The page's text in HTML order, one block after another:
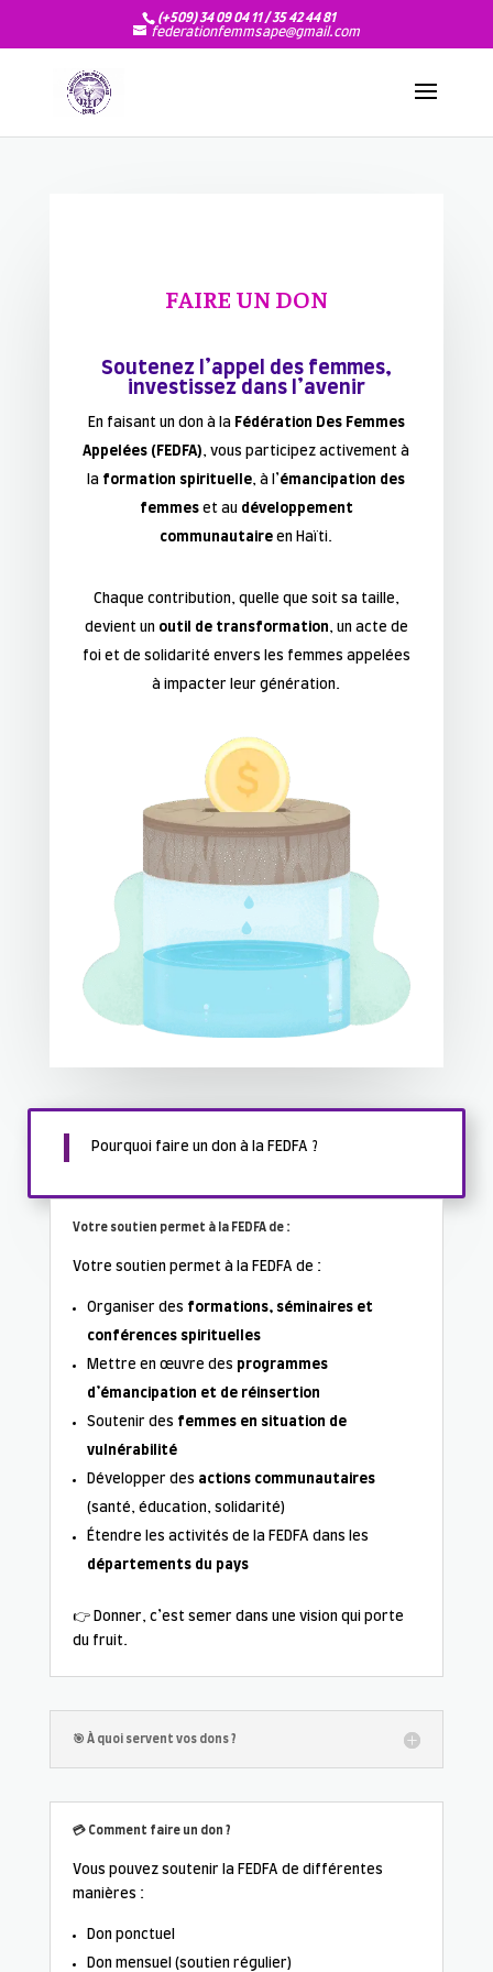
(+509) 34 09 04 11 / 35 42 44 81
federationfemmsape@gmail.com
FAIRE UN DON
Soutenez l’appel des femmes,
investissez dans l’avenir
En faisant un don à la Fédération Des Femmes
Appelées (FEDFA), vous participez activement à
la formation spirituelle, à l’émancipation des
femmeset au développement
communautaire en Haïti.
Chaque contribution, quelle que soit sa taille,
devient un outil de transformation, un acte de
foi et de solidarité envers les femmes appelées
à impacter leur génération.
Pourquoi faire un don à la FEDFA ?
Votre soutien permet à la FEDFA de :
Votre soutien permet à la FEDFA de :
Organiser des formations, séminaires et
conférences spirituelles
Mettre en œuvre des programmes
d’émancipation et de réinsertion
Soutenir des femmes en situation de
vulnérabilité
Développer des actions communautaires
(santé, éducation, solidarité)
Étendre les activités de la FEDFA dans les
départements du pays
👉 Donner, c’est semer dans une vision qui porte
du fruit.
🎯 À quoi servent vos dons ?
💳 Comment faire un don ?
Vous pouvez soutenir la FEDFA de différentes
manières :
Don ponctuel
Don mensuel (soutien régulier)